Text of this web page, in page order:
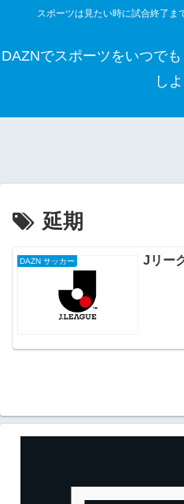
スポーツは見たい時に試合終了ま
DAZNでスポーツをいつで
し
延期
DAZN サッカー Jリー